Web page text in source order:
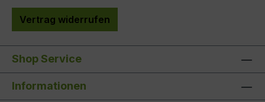
Vertrag widerrufen
Shop Service
Informationen